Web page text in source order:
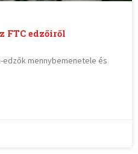
FTC edzőiről
edzők mennybemenetele és